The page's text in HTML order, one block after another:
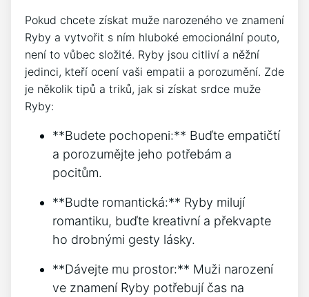
Pokud chcete získat muže narozeného ve znamení
Ryby a vytvořit s ním hluboké emocionální pouto,
není to vůbec složité. Ryby jsou citliví a něžní
jedinci, kteří ocení vaši empatii a porozumění. Zde
je několik tipů a triků, jak si získat srdce muže
Ryby:
**Budete pochopeni:** Buďte empatičtí
a porozumějte jeho potřebám a
pocitům.
**Budte romantická:** Ryby milují
romantiku, buďte kreativní a překvapte
ho drobnými gesty lásky.
**Dávejte mu prostor:** Muži narození
ve znamení Ryby potřebují čas na